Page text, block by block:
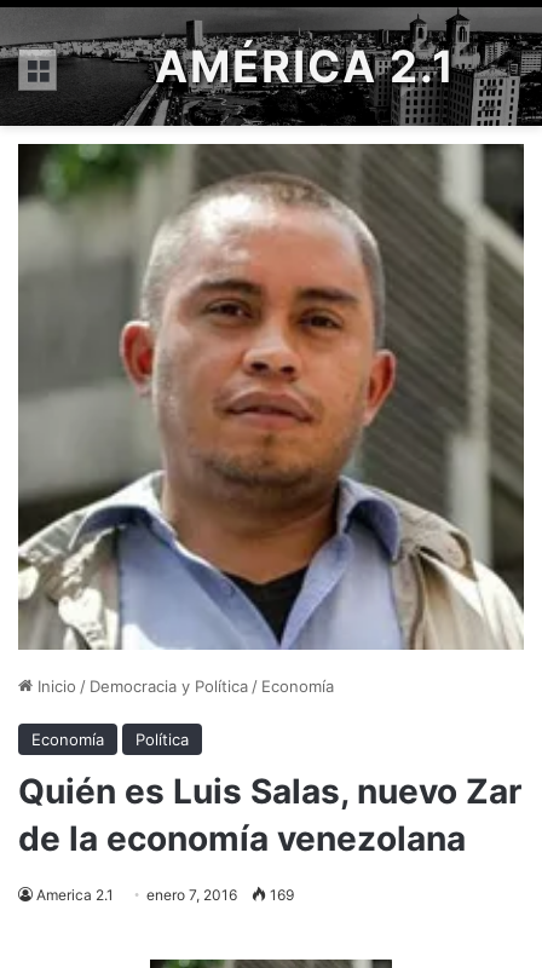
Menú AMÉRICA 2.1
Inicio / Democracia y Política / Economía
Economía Política
Quién es Luis Salas, nuevo Zar
de la economía venezolana
America 2.1 enero 7, 2016 169